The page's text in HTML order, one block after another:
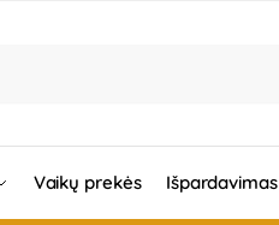
Vaikų prekės Išpardavimas